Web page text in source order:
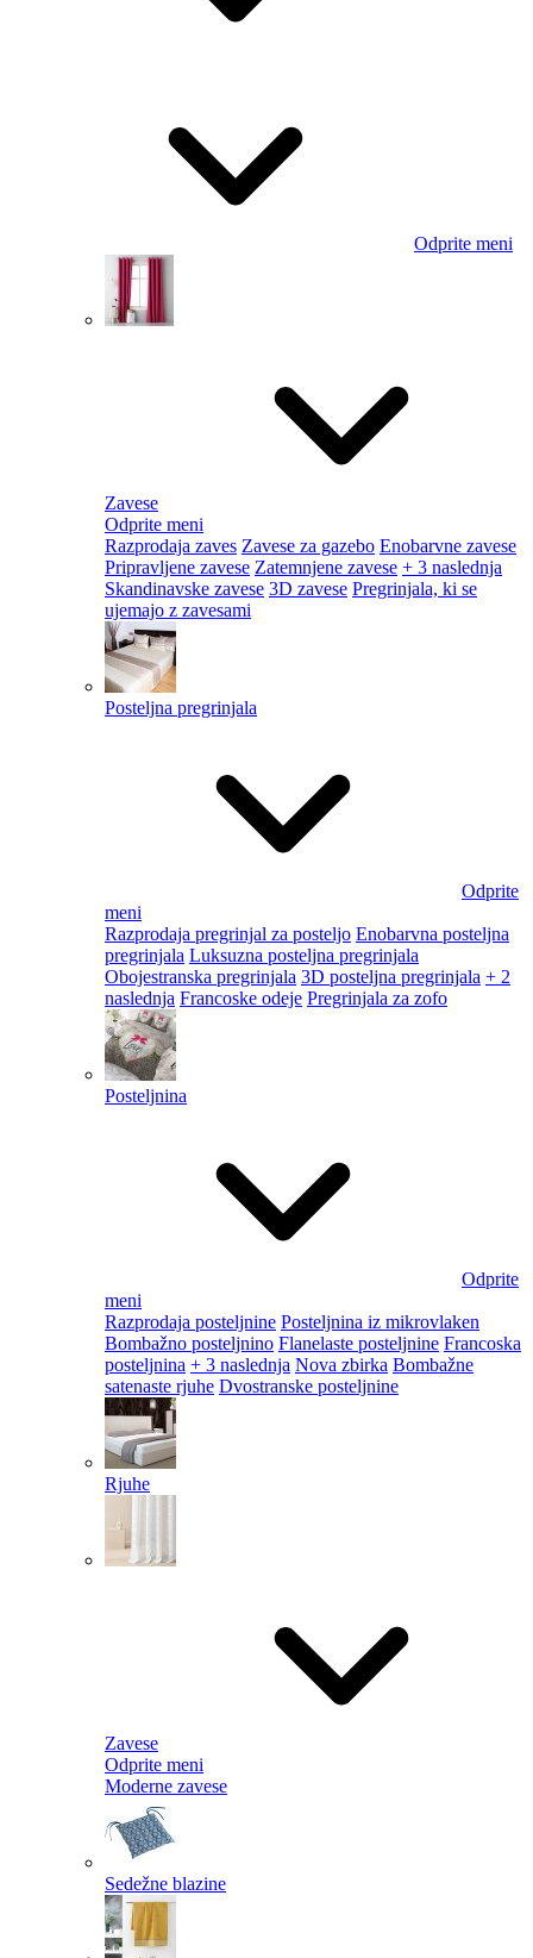
Odprite meni
Zavese
Odprite meni
Razprodaja zaves Zavese za gazebo Enobarvne zavese
Pripravljene zavese Zatemnjene zavese + 3 naslednja
Skandinavske zavese 3D zavese Pregrinjala, ki se
ujemajo z zavesami
Posteljna pregrinjala
Odprite
meni
Razprodaja pregrinjal za posteljo Enobarvna posteljna
pregrinjala Luksuzna posteljna pregrinjala
Obojestranska pregrinjala 3D posteljna pregrinjala + 2
naslednja Francoske odeje Pregrinjala za zofo
Posteljnina
Odprite
meni
Razprodaja posteljnine Posteljnina iz mikrovlaken
Bombažno posteljnino Flanelaste posteljnine Francoska
posteljnina + 3 naslednja Nova zbirka Bombažne
satenaste rjuhe Dvostranske posteljnine
Rjuhe
Zavese
Odprite meni
Moderne zavese
Sedežne blazine